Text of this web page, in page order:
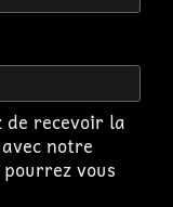
de recevoir la
notre
pourrez vous